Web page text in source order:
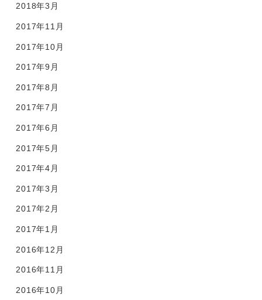
2018年3月
2017年11月
2017年10月
2017年9月
2017年8月
2017年7月
2017年6月
2017年5月
2017年4月
2017年3月
2017年2月
2017年1月
2016年12月
2016年11月
2016年10月